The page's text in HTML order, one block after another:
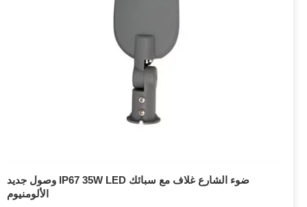
وصول جديد IP67 35W LED ضوء الشارع غلاف مع سبائك
الألومنيوم